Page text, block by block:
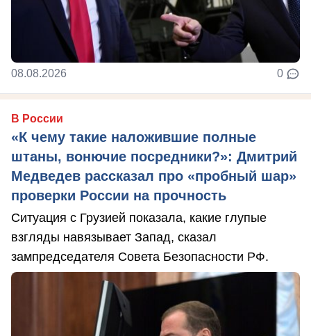
08.08.2026 0
В России
«К чему такие наложившие полные
штаны, вонючие посредники?»: Дмитрий
Медведев рассказал про «пробный шар»
проверки России на прочность
Ситуация с Грузией показала, какие глупые
взгляды навязывает Запад, сказал
зампредседателя Совета Безопасности РФ.